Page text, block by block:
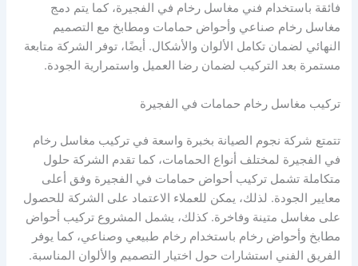
فائقة باستخدام فني مغاسل رخام في الفجيرة، كما يتم دمج
مغاسل رخام صناعي وأحواض حمامات ومطابخ مع التصميم
النهائي لضمان تكامل الألوان والأشكال. أيضًا، توفر الشركة متابعة
مستمرة بعد التركيب لضمان رضا العميل واستمرارية الجودة.
تركيب مغاسل رخام حمامات في الفجيرة
تتمتع شركة نجوم الصيانة بخبرة واسعة في تركيب مغاسل رخام
في الفجيرة لمختلف أنواع الحمامات، كما تقدم الشركة حلول
متكاملة تشمل تركيب أحواض حمامات في الفجيرة وفق أعلى
معايير الجودة. لذلك، يمكن للعملاء الاعتماد على الشركة للحصول
على مغاسل متينة وفاخرة. كذلك، يشمل المشروع تركيب أحواض
مطابخ وأحواض رخام باستخدام رخام طبيعي وصناعي، كما يوفر
الفريق الفني استشارات حول اختيار التصميم والألوان المناسبة.